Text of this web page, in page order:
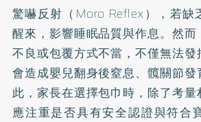
驚嚇反射（Moro Reflex），若缺
醒來，影響睡眠品質與作息。然
不良或包覆方式不當，不僅無法
會造成嬰兒翻身後窒息、髖關節
此，家長在選擇包巾時，除了考
應注重是否具有安全認證與符合